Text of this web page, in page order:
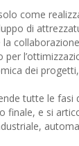
come
di
la
dei
tutte le fasi
finale, e si